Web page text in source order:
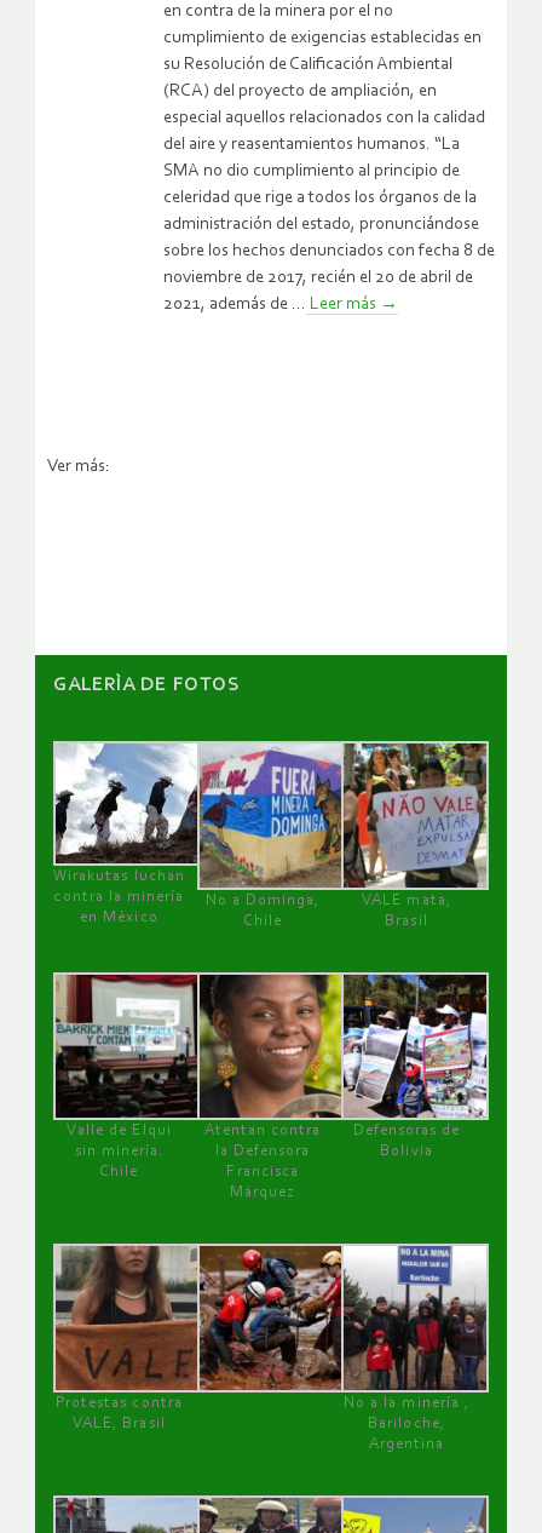
en contra de la minera por el no
cumplimiento de exigencias establecidas en
su Resolución de Calificación Ambiental
(RCA) del proyecto de ampliación, en
especial aquellos relacionados con la calidad
del aire y reasentamientos humanos. “La
SMA no dio cumplimiento al principio de
celeridad que rige a todos los órganos de la
administración del estado, pronunciándose
sobre los hechos denunciados con fecha 8 de
noviembre de 2017, recién el 20 de abril de
2021, además de ... Leer más →
Ver más:
GALERÌA DE FOTOS
Wirakutas luchan
contra la minería
en México
No a Dominga,
Chile
VALE mata,
Brasil
Valle de Elqui
sin minería.
Chile
Atentan contra
la Defensora
Francisca
Márquez
Defensoras de
Bolivia
Protestas contra
VALE, Brasil
No a la minería ,
Bariloche,
Argentina